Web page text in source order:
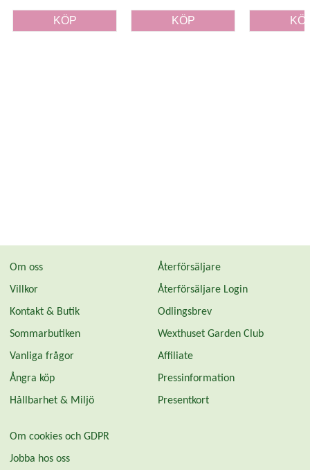
KÖP KÖP
Om oss
Villkor
Kontakt & Butik
Sommarbutiken
Vanliga frågor
Ångra köp
Hållbarhet & Miljö
Återförsäljare
Återförsäljare Login
Odlingsbrev
Wexthuset Garden Club
Affiliate
Pressinformation
Presentkort
Om cookies och GDPR
Jobba hos oss